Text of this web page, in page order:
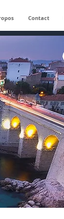
Contact